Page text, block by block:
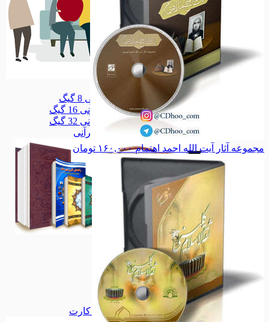
سلامتکده سلامتکده
قلم قرآنی 8 گیگ
قلم قرآنی 8 گیگ
قلم قرآنی 16 گیگ
قلم قرآنی 16 گیگ
قلم قرآنی 32 گیگ
قلم قرآنی 32 گیگ
همه دسته بندی های قلم قرآنی
قلم قرآنی قلم قرآنی
مذهبی مذهبی
خانواده خانواده
دفاع مقدس دفاع مقدس
اجتماعی
اجتماعی
سیاسی سیاسی
همه دسته بندی های فلش کارت
مجموعه آثار آیت الله احمد اهتمام ۱۶۰,۰۰۰ تومان